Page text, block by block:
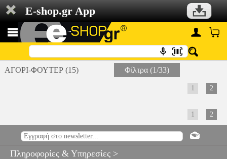
E-shop.gr App
ΑΓΟΡΙ-ΦΟΥΤΕΡ (15) Φίλτρα (1/33)
1 2
1 2
Πληροφορίες & Υπηρεσίες >